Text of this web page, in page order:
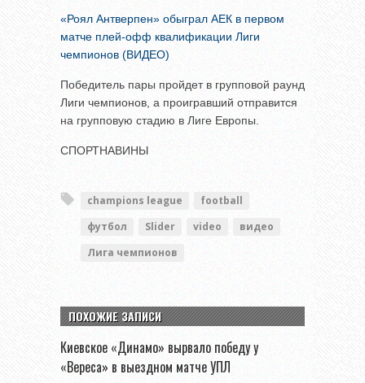
«Роял Антверпен» обыграл АЕК в первом
матче плей-офф квалификации Лиги
чемпионов (ВИДЕО)
Победитель пары пройдет в групповой раунд
Лиги чемпионов, а проигравший отправится
на групповую стадию в Лиге Европы.
СПОРТНАВИНЫ
champions league
football
футбол
Slider video
видео
Лига чемпионов
ПОХОЖИЕ ЗАПИСИ
Киевское «Динамо» вырвало победу у
«Вереса» в выездном матче УПЛ